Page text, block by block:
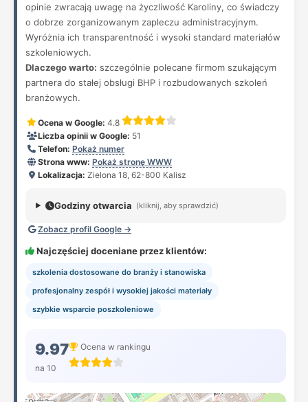
opinie zwracają uwagę na życzliwość Karoliny, co świadczy
o dobrze zorganizowanym zapleczu administracyjnym.
Wyróżnia ich transparentność i wysoki standard materiałów
szkoleniowych.
Dlaczego warto: szczególnie polecane firmom szukającym
partnera do stałej obsługi BHP i rozbudowanych szkoleń
branżowych.
Ocena w Google: 4.8
Liczba opinii w Google: 51
Telefon: Pokaż numer
Strona www: Pokaż stronę WWW
Lokalizacja: Zielona 18, 62-800 Kalisz
Godziny otwarcia (kliknij, aby sprawdzić)
Zobacz profil Google →
Najczęściej doceniane przez klientów:
szkolenia dostosowane do branży i stanowiska
profesjonalny zespół i wysokiej jakości materiały
szybkie wsparcie poszkoleniowe
9.97
na 10
Ocena w rankingu